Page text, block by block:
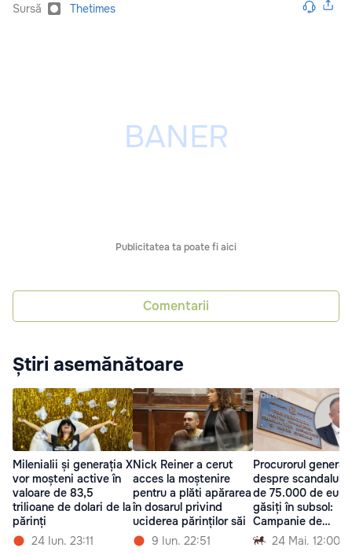
Sursă Thetimes
Publicitatea ta poate fi aici
Comentarii
Știri asemănătoare
Milenialii și generația X
vor moșteni active în
valoare de 83,5
trilioane de dolari de la
părinți
24 Iun. 23:11
Nick Reiner a cerut
acces la moștenire
pentru a plăti apărarea
în dosarul privind
uciderea părinților săi
9 Iun. 22:51
Procurorul general,
despre scandalul
de 75.000 de euro
găsiți în subsol:
Campanie de
denigrare
24 Mai. 12:00